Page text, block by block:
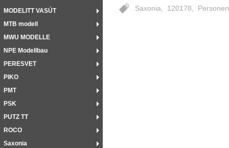
MODELITT VASÚT
MTB modell
MWU MODELLE
NPE Modellbau
PERESVET
PIKO
PMT
PSK
PUTZ TT
ROCO
Saxonia
Saxonia 120178